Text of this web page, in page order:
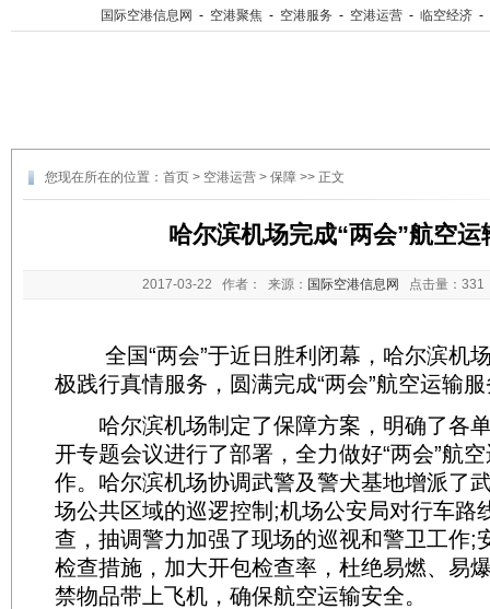
国际空港信息网 - 空港聚焦 - 空港服务 - 空港运营 - 临空经济 -
您现在所在的位置： 首页 > 空港运营 > 保障 >> 正文
哈尔滨机场完成“两会”航空运
2017-03-22 作者： 来源： 国际空港信息网 点击量：
全国“两会”于近日胜利闭幕，哈尔滨机
极践行真情服务，圆满完成“两会”航空运输
哈尔滨机场制定了保障方案，明确了各
开专题会议进行了部署，全力做好“两会”航
作。哈尔滨机场协调武警及警犬基地增派了
场公共区域的巡逻控制;机场公安局对行车路
查，抽调警力加强了现场的巡视和警卫工作;
检查措施，加大开包检查率，杜绝易燃、易
禁物品带上飞机，确保航空运输安全。